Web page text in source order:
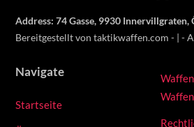
Address: 74 Gasse, 9930 Innervillgraten,
Bereitgestellt von taktikwaffen.com - | -
Navigate
Startseite